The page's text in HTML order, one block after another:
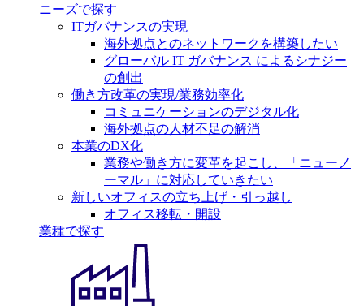
ニーズで探す
ITガバナンスの実現
海外拠点とのネットワークを構築したい
グローバル IT ガバナンス によるシナジー
の創出
働き方改革の実現/業務効率化
コミュニケーションのデジタル化
海外拠点の人材不足の解消
本業のDX化
業務や働き方に変革を起こし、「ニューノ
ーマル」に対応していきたい
新しいオフィスの立ち上げ・引っ越し
オフィス移転・開設
業種で探す